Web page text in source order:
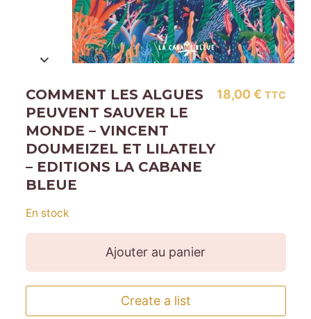
COMMENT LES ALGUES
PEUVENT SAUVER LE
MONDE – VINCENT
DOUMEIZEL ET LILATELY
– EDITIONS LA CABANE
BLEUE
18,00€ TTC
En stock
Ajouter au panier
Create a list